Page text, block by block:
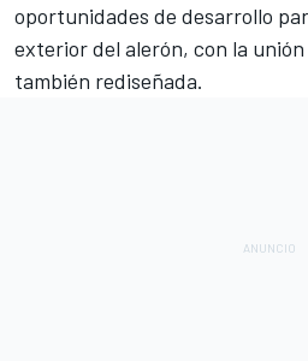
oportunidades de desarrollo
exterior del alerón, con la
también rediseñada.